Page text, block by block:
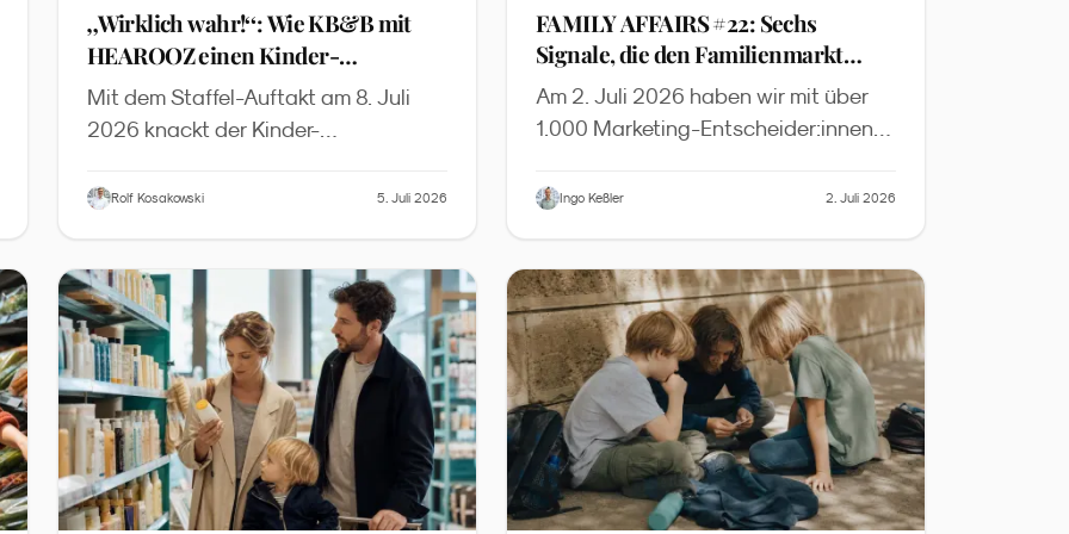
„Wirklich wahr!“: Wie KB&B mit
HEAROOZ einen Kinder-
Wissenspodcast auf Peer-Review-
Niveau baut
Mit dem Staffel-Auftakt am 8. Juli
2026 knackt der Kinder-
Labels die 40-Folgen-Marke. Der
Rhythmus und transparente KI-
Produktion zu einem neuen
Qualitätsniveau in der kindgerechten
Wissenschaftskommunikation
verbinden.
Rolf Kosakowski 5. Juli 2026
FAMILY AFFAIRS #22: Sechs
Signale, die den Familienmarkt
2026 verändern
Am 2. Juli 2026 haben wir mit über
1.000 Marketing-Entscheider:innen
Inspirationen aus dem
Signale zusammen - mit Slides zum
Download und der vollständigen
YouTube-Aufzeichnung.
Ingo Keßler 2. Juli 2026